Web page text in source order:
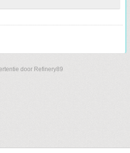
door Refinery89